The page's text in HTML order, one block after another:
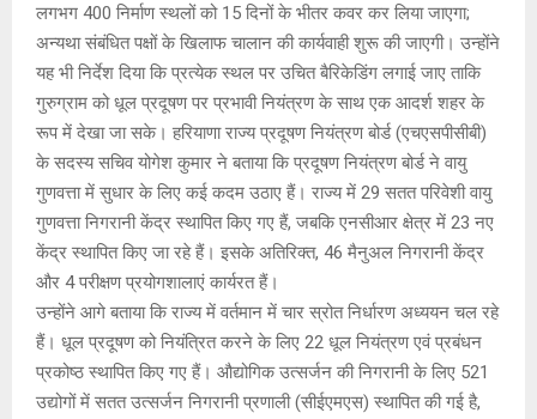
लगभग 400 निर्माण स्थलों को 15 दिनों के भीतर कवर कर लिया जाएगा;
अन्यथा संबंधित पक्षों के खिलाफ चालान की कार्यवाही शुरू की जाएगी। उन्होंने
यह भी निर्देश दिया कि प्रत्येक स्थल पर उचित बैरिकेडिंग लगाई जाए ताकि
गुरुग्राम को धूल प्रदूषण पर प्रभावी नियंत्रण के साथ एक आदर्श शहर के
रूप में देखा जा सके। हरियाणा राज्य प्रदूषण नियंत्रण बोर्ड (एचएसपीसीबी)
के सदस्य सचिव योगेश कुमार ने बताया कि प्रदूषण नियंत्रण बोर्ड ने वायु
गुणवत्ता में सुधार के लिए कई कदम उठाए हैं। राज्य में 29 सतत परिवेशी वायु
गुणवत्ता निगरानी केंद्र स्थापित किए गए हैं, जबकि एनसीआर क्षेत्र में 23 नए
केंद्र स्थापित किए जा रहे हैं। इसके अतिरिक्त, 46 मैनुअल निगरानी केंद्र
और 4 परीक्षण प्रयोगशालाएं कार्यरत हैं।
उन्होंने आगे बताया कि राज्य में वर्तमान में चार स्रोत निर्धारण अध्ययन चल रहे
हैं। धूल प्रदूषण को नियंत्रित करने के लिए 22 धूल नियंत्रण एवं प्रबंधन
प्रकोष्ठ स्थापित किए गए हैं। औद्योगिक उत्सर्जन की निगरानी के लिए 521
उद्योगों में सतत उत्सर्जन निगरानी प्रणाली (सीईएमएस) स्थापित की गई है,